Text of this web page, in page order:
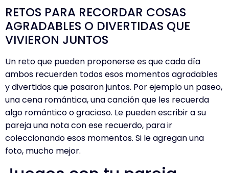
RETOS PARA RECORDAR COSAS
AGRADABLES O DIVERTIDAS QUE
VIVIERON JUNTOS
Un reto que pueden proponerse es que cada día
ambos recuerden todos esos momentos agradables
y divertidos que pasaron juntos. Por ejemplo un paseo,
una cena romántica, una canción que les recuerda
algo romántico o gracioso. Le pueden escribir a su
pareja una nota con ese recuerdo, para ir
coleccionando esos momentos. Si le agregan una
foto, mucho mejor.